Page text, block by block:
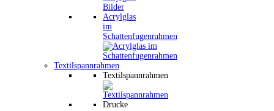
Acrylglas
im
Schattenfugenrahmen
Textilspannrahmen
Textilspannrahmen
Drucke